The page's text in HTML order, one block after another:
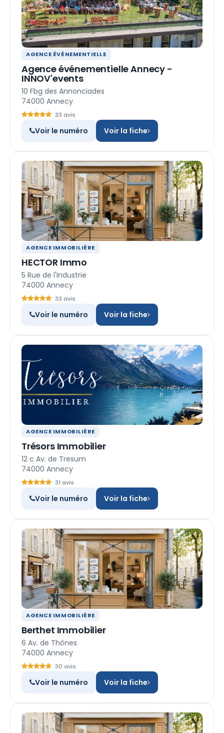
AGENCE ÉVÉNEMENTIELLE
Agence événementielle Annecy -
INNOV'events
10 Fbg des Annonciades
74000 Annecy
33 avis
Voir le numéro Voir la fiche
AGENCE IMMOBILIÈRE
HECTOR Immo
5 Rue de l'Industrie
74000 Annecy
33 avis
Voir le numéro Voir la fiche
AGENCE IMMOBILIÈRE
Trésors Immobilier
12 c Av. de Tresum
74000 Annecy
31 avis
Voir le numéro Voir la fiche
AGENCE IMMOBILIÈRE
Berthet Immobilier
6 Av. de Thônes
74000 Annecy
30 avis
Voir le numéro Voir la fiche